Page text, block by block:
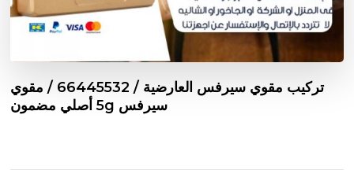
تركيب مقوي سيرفس العارضية / 66445532 / مقوي
سيرفس 5g أصلي مضمون